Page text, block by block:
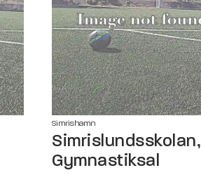
Simrishamn
Simrislundsskolan,
Gymnastiksal